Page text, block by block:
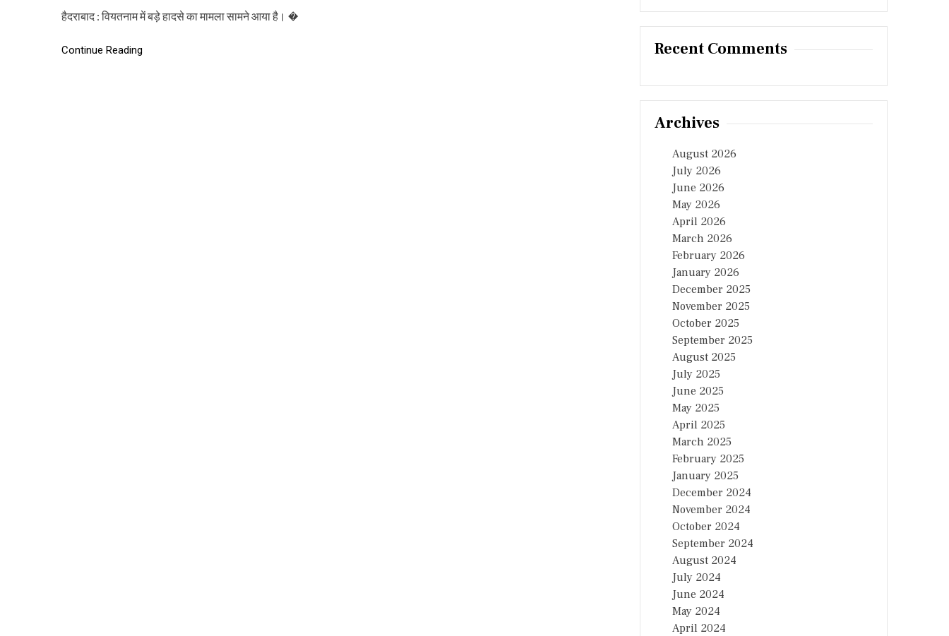
हैदराबाद : वियतनाम में बड़े हादसे का मामला सामने आया है। �
Continue Reading Recent Comments
Archives
August 2026
July 2026
June 2026
May 2026
April 2026
March 2026
February 2026
January 2026
December 2025
November 2025
October 2025
September 2025
August 2025
July 2025
June 2025
May 2025
April 2025
March 2025
February 2025
January 2025
December 2024
November 2024
October 2024
September 2024
August 2024
July 2024
June 2024
May 2024
April 2024